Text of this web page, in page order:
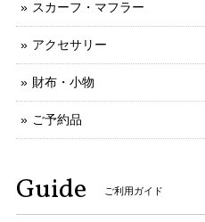
スカーフ・マフラー
アクセサリー
財布・小物
ご予約品
Guide ご利用ガイド